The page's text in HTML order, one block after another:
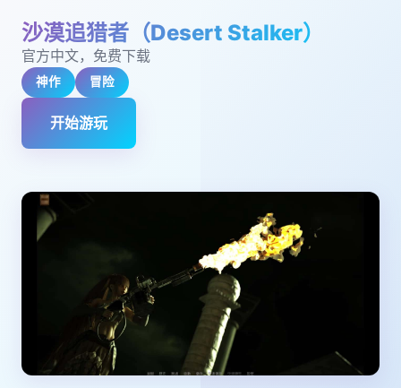
沙漠追猎者（Desert Stalker）
官方中文，免费下载
神作 冒险
开始游玩